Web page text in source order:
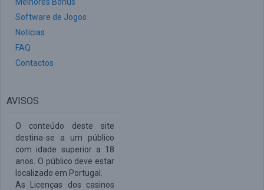
Software de Jogos
Notícias
FAQ
Contactos
AVISOS
O conteúdo deste site
destina-se a um público
com idade superior a 18
anos. O público deve estar
localizado em Portugal.
As Licenças dos casinos